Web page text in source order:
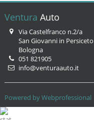
Ventura Auto
Via Castelfranco n.2/a
San Giovanni in Persiceto
Bologna
051 821905
info@venturaauto.it
Powered by Webprofessional